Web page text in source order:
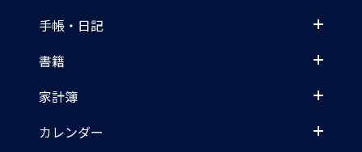
手帳・日記
書籍
家計簿
カレンダー